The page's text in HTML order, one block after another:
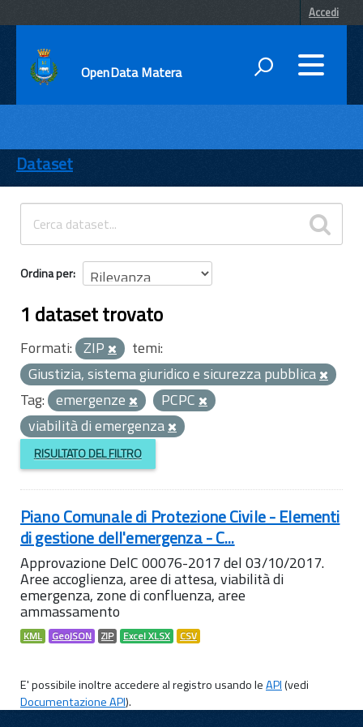
Accedi
OpenData Matera
ENTI
TEMI
INFORMAZIONI
Dataset
Ordina per
1 dataset trovato
Formati: ZIP
temi:
Giustizia, sistema giuridico e sicurezza pubblica
Tag: emergenze
PCPC
viabilità di emergenza
RISULTATO DEL FILTRO
Piano Comunale di Protezione Civile - Elementi
di gestione dell'emergenza - C...
Approvazione DelC 00076-2017 del 03/10/2017.
Aree accoglienza, aree di attesa, viabilità di
emergenza, zone di confluenza, aree
ammassamento
KML GeoJSON ZIP Excel XLSX CSV
E' possibile inoltre accedere al registro usando leAPI(vedi
Documentazione API).